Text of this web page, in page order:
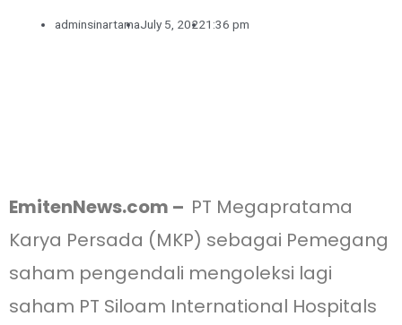
adminsinartamaJuly 5, 20221:36 pm
EmitenNews.com – PT Megapratama
Karya Persada (MKP) sebagai Pemegang
saham pengendali mengoleksi lagi
saham PT Siloam International Hospitals